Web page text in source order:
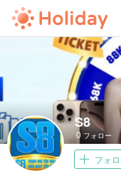
S8
0フォロー
フォ